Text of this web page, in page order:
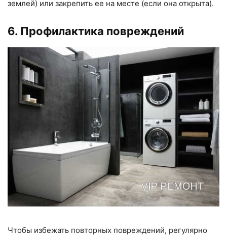
землей) или закрепить ее на месте (если она открыта).
6. Профилактика повреждений
Чтобы избежать повторных повреждений, регулярно